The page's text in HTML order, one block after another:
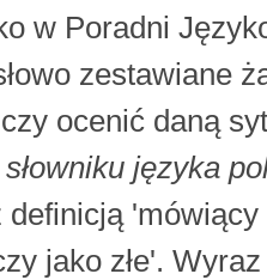
w Poradni
zestawiane
ocenić daną
języka
'mówiący
jako złe'.